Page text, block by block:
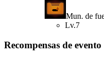
Mun. de
Lv.7
Recompensas de evento